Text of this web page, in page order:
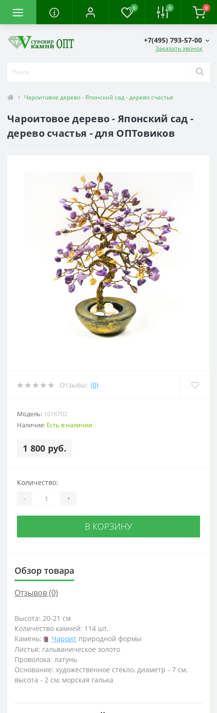
0 0 0
+7(495) 793-57-00
Заказать звонок
Чароитовое дерево - Японский сад - дерево счастья
Чароитовое дерево - Японский сад -
дерево счастья - для ОПТовиков
Отзывы: (0)
Модель: 1016702
Наличие: Есть в наличии
1 800 руб.
Количество:
- +
В КОРЗИНУ
Обзор товара
Отзывов (0)
Высота: 20-21 см
Количество камней: 114 шт.
Камень:
Чароит природной формы
Листья: гальваническое золото
Проволока: латунь
Основание: художественное стекло, диаметр - 7 см,
высота - 2 см, морская галька